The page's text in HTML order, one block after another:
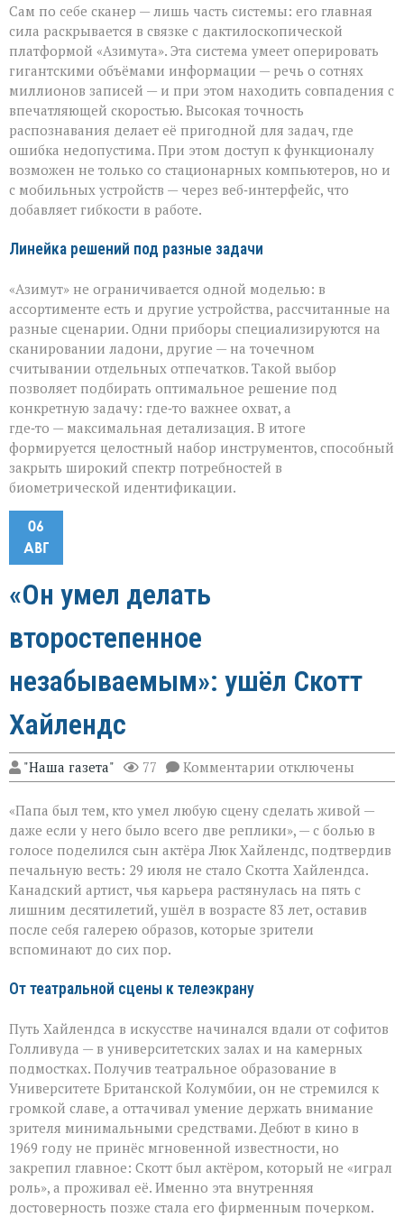
Сам по себе сканер — лишь часть системы: его главная
сила раскрывается в связке с дактилоскопической
платформой «Азимута». Эта система умеет оперировать
гигантскими объёмами информации — речь о сотнях
миллионов записей — и при этом находить совпадения с
впечатляющей скоростью. Высокая точность
распознавания делает её пригодной для задач, где
ошибка недопустима. При этом доступ к функционалу
возможен не только со стационарных компьютеров, но и
с мобильных устройств — через веб‑интерфейс, что
добавляет гибкости в работе.
Линейка решений под разные задачи
«Азимут» не ограничивается одной моделью: в
ассортименте есть и другие устройства, рассчитанные на
разные сценарии. Одни приборы специализируются на
сканировании ладони, другие — на точечном
считывании отдельных отпечатков. Такой выбор
позволяет подбирать оптимальное решение под
конкретную задачу: где‑то важнее охват, а
где‑то — максимальная детализация. В итоге
формируется целостный набор инструментов, способный
закрыть широкий спектр потребностей в
биометрической идентификации.
06
АВГ
«Он умел делать
второстепенное
незабываемым»: ушёл Скотт
Хайлендс
"Наша газета" 77 Комментарии к
записи
умел
делать
второстепенное
незабываемым»:
ушёл
Скотт
Хайлендс
отключены
«Папа был тем, кто умел любую сцену сделать живой —
даже если у него было всего две реплики», — с болью в
голосе поделился сын актёра Люк Хайлендс, подтвердив
печальную весть: 29 июля не стало Скотта Хайлендса.
Канадский артист, чья карьера растянулась на пять с
лишним десятилетий, ушёл в возрасте 83 лет, оставив
после себя галерею образов, которые зрители
вспоминают до сих пор.
От театральной сцены к телеэкрану
Путь Хайлендса в искусстве начинался вдали от софитов
Голливуда — в университетских залах и на камерных
подмостках. Получив театральное образование в
Университете Британской Колумбии, он не стремился к
громкой славе, а оттачивал умение держать внимание
зрителя минимальными средствами. Дебют в кино в
1969 году не принёс мгновенной известности, но
закрепил главное: Скотт был актёром, который не «играл
роль», а проживал её. Именно эта внутренняя
достоверность позже стала его фирменным почерком.